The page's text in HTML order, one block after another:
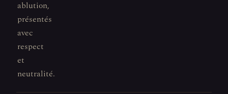
ablution,
présentés
avec
respect
et
neutralité.